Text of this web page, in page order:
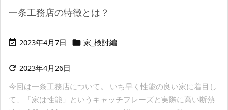
一条工務店の特徴とは？
 2023年4月7日  家_検討編
 2023年4月26日
今回は一条工務店について。 いち早く性能の良い家に着目し
て、「家は性能」というキャッチフレーズと実際に高い断熱